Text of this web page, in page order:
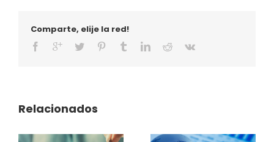
Comparte, elije la red!
Relacionados